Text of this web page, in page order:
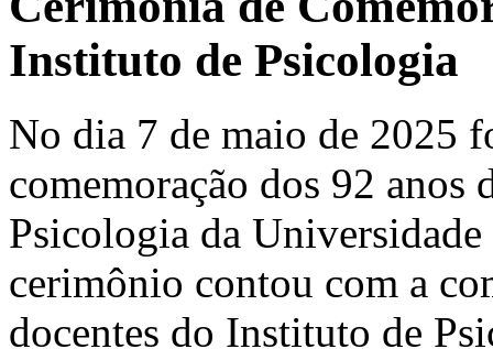
Instituto de Psicologia
No dia 7 de maio de 2025
comemoração dos 92
Psicologia da
cerimônio contou com a
docentes do Instituto de